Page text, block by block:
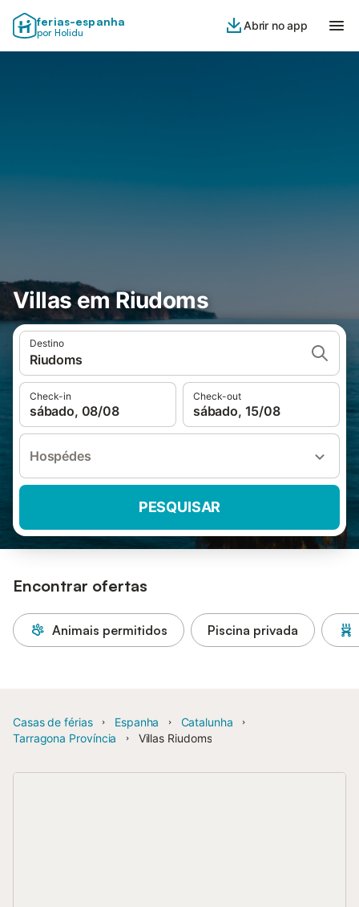
ferias-espanha
por Holidu
Abrir no app
Villas em Riudoms
Destino
Riudoms
Check-in
sábado, 08/08
Check-out
sábado, 15/08
Hospédes
PESQUISAR
Encontrar ofertas
Animais permitidos Piscina privada
Casas de férias Espanha
Catalunha
Tarragona Província
Villas Riudoms